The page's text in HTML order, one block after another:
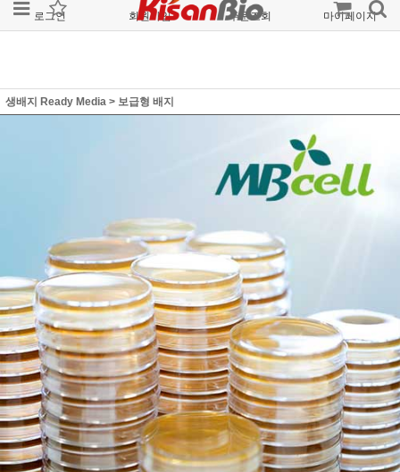
로그인 회원가입 주문조회 마이페이지
생배지 Ready Media > 보급형 배지